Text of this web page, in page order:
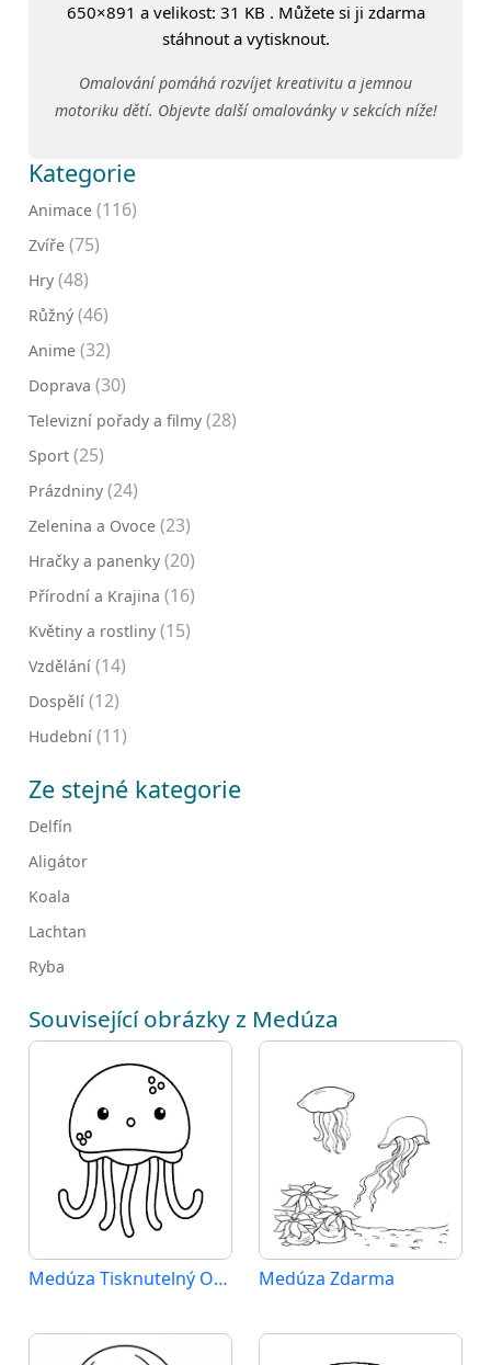
650×891 a velikost: 31 KB . Můžete si ji zdarma
stáhnout a vytisknout.
Omalování pomáhá rozvíjet kreativitu a jemnou
motoriku dětí. Objevte další omalovánky v sekcích níže!
Kategorie
Animace (116)
Zvíře (75)
Hry (48)
Růžný (46)
Anime (32)
Doprava (30)
Televizní pořady a filmy (28)
Sport (25)
Prázdniny (24)
Zelenina a Ovoce (23)
Hračky a panenky (20)
Přírodní a Krajina (16)
Květiny a rostliny (15)
Vzdělání (14)
Dospělí (12)
Hudební (11)
Ze stejné kategorie
Delfín
Aligátor
Koala
Lachtan
Ryba
Související obrázky z Medúza
Medúza Tisknutelný Obrázek Medúza Zdarma